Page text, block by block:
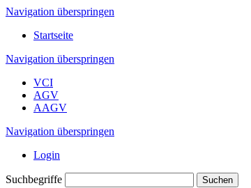
Navigation überspringen
Startseite
Navigation überspringen
VCI
AGV
AAGV
Navigation überspringen
Login
Suchbegriffe Suchen